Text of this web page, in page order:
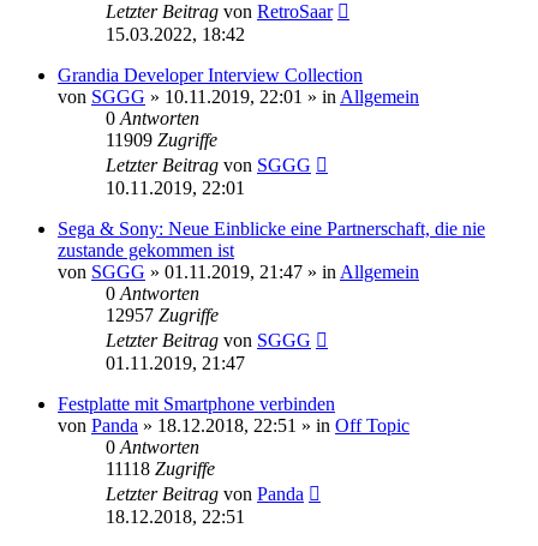
Letzter Beitrag von RetroSaar
15.03.2022, 18:42
Grandia Developer Interview Collection
von SGGG » 10.11.2019, 22:01 » inAllgemein
0Antworten
11909 Zugriffe
Letzter Beitrag von SGGG
10.11.2019, 22:01
Sega & Sony: Neue Einblicke eine Partnerschaft, die nie
zustande gekommen ist
von SGGG » 01.11.2019, 21:47 » inAllgemein
0Antworten
12957 Zugriffe
Letzter Beitrag von SGGG
01.11.2019, 21:47
Festplatte mit Smartphone verbinden
von Panda » 18.12.2018, 22:51 » in Off Topic
0Antworten
11118 Zugriffe
Letzter Beitrag von Panda
18.12.2018, 22:51